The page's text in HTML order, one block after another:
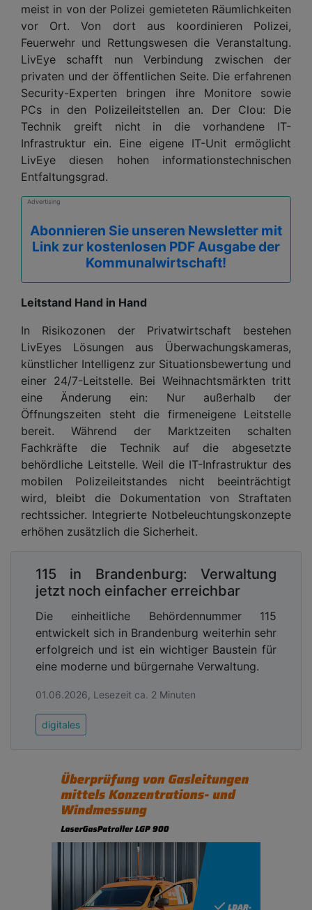
meist in von der Polizei gemieteten Räumlichkeiten
vor Ort. Von dort aus koordinieren Polizei,
Feuerwehr und Rettungswesen die Veranstaltung.
LivEye schafft nun Verbindung zwischen der
privaten und der öffentlichen Seite. Die erfahrenen
Security-Experten bringen ihre Monitore sowie
PCs in den Polizeileitstellen an. Der Clou: Die
Technik greift nicht in die vorhandene IT-
Infrastruktur ein. Eine eigene IT-Unit ermöglicht
LivEye diesen hohen informationstechnischen
Entfaltungsgrad.
Advertising
Abonnieren Sie unseren Newsletter mit
Link zur kostenlosen PDF Ausgabe der
Kommunalwirtschaft!
Leitstand Hand in Hand
In Risikozonen der Privatwirtschaft bestehen
LivEyes Lösungen aus Überwachungskameras,
künstlicher Intelligenz zur Situationsbewertung und
einer 24/7-Leitstelle. Bei Weihnachtsmärkten tritt
eine Änderung ein: Nur außerhalb der
Öffnungszeiten steht die firmeneigene Leitstelle
bereit. Während der Marktzeiten schalten
Fachkräfte die Technik auf die abgesetzte
behördliche Leitstelle. Weil die IT-Infrastruktur des
mobilen Polizeileitstandes nicht beeinträchtigt
wird, bleibt die Dokumentation von Straftaten
rechtssicher. Integrierte Notbeleuchtungskonzepte
erhöhen zusätzlich die Sicherheit.
115 in Brandenburg: Verwaltung
jetzt noch einfacher erreichbar
Die einheitliche Behördennummer 115
entwickelt sich in Brandenburg weiterhin sehr
erfolgreich und ist ein wichtiger Baustein für
eine moderne und bürgernahe Verwaltung.
01.06.2026, Lesezeit ca. 2 Minuten
digitales